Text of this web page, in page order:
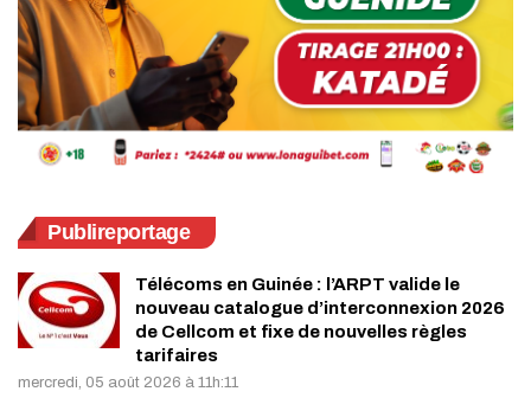
Publireportage
Télécoms en Guinée : l’ARPT valide le
nouveau catalogue d’interconnexion 2026
de Cellcom et fixe de nouvelles règles
tarifaires
mercredi, 05 août 2026 à 11h:11